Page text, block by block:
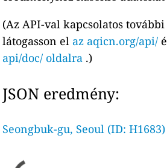
(Az API-val kapcsolatos
látogasson el az aqicn.org/api/
api/doc/ oldalra .)
JSON eredmény:
Seongbuk-gu, Seoul (ID: H1683)